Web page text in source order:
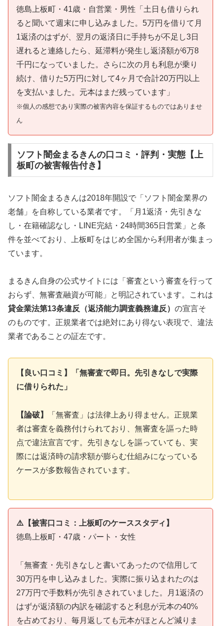
徳島上板町・41歳・自営業・男性「土日も借りられ
ると聞いて週末に申し込みました。5万円を借りて月
1返済のはずが、翌月の返済日に手持ちが不足し3日
遅れると連絡したら、延滞料が発生し返済額が6万8
千円になっていました。さらに次の月も利息が乗り
続け、借りた5万円に対して4ヶ月で合計20万円以上
を支払いました。元本はまだ残っています」
※個人の感想であり実際の被害内容を保証するものではありませ
ん
ソフト闇金まるきんの口コミ・評判・実態【上
板町の被害報告付き】
ソフト闇金まるきんは2018年開設で「ソフト闇金業界の
老舗」を自称している業者です。「月1返済・先引きな
し・在籍確認なし・LINE完結・24時間365日営業」と条
件を並べており、上板町をはじめ全国から利用者が集まっ
ています。
まるきん自身の公式サイトには「審査という審査を行って
おらず、無審査融資が可能」と明記されています。これは
貸金業法第13条違反（返済能力調査義務違反） の宣言そ
のものです。正規業者では絶対にあり得ない表現で、違法
業者であることの証左です。
【良い口コミ】「無審査で即日。先引きなしで実際
に借りられた」
【論破】
「無審査」は法律上あり得ません。正規業
者は審査を義務付けられており、無審査を謳った時
点で違法宣言です。先引きなしを謳っていても、実
際には返済時の請求額が膨らむ仕組みになっている
ケースが多数報告されています。
⚠️【被害口コミ：上板町のケーススタディ】
徳島上板町・47歳・パート・女性
「無審査・先引きなしと書いてあったので信用して
30万円を申し込みました。実際に振り込まれたのは
27万円で手数料が先引きされていました。月1返済の
はずが返済額の内訳を確認すると利息が元本の40%
を占めており、毎月返しても元本がほとんど減りま